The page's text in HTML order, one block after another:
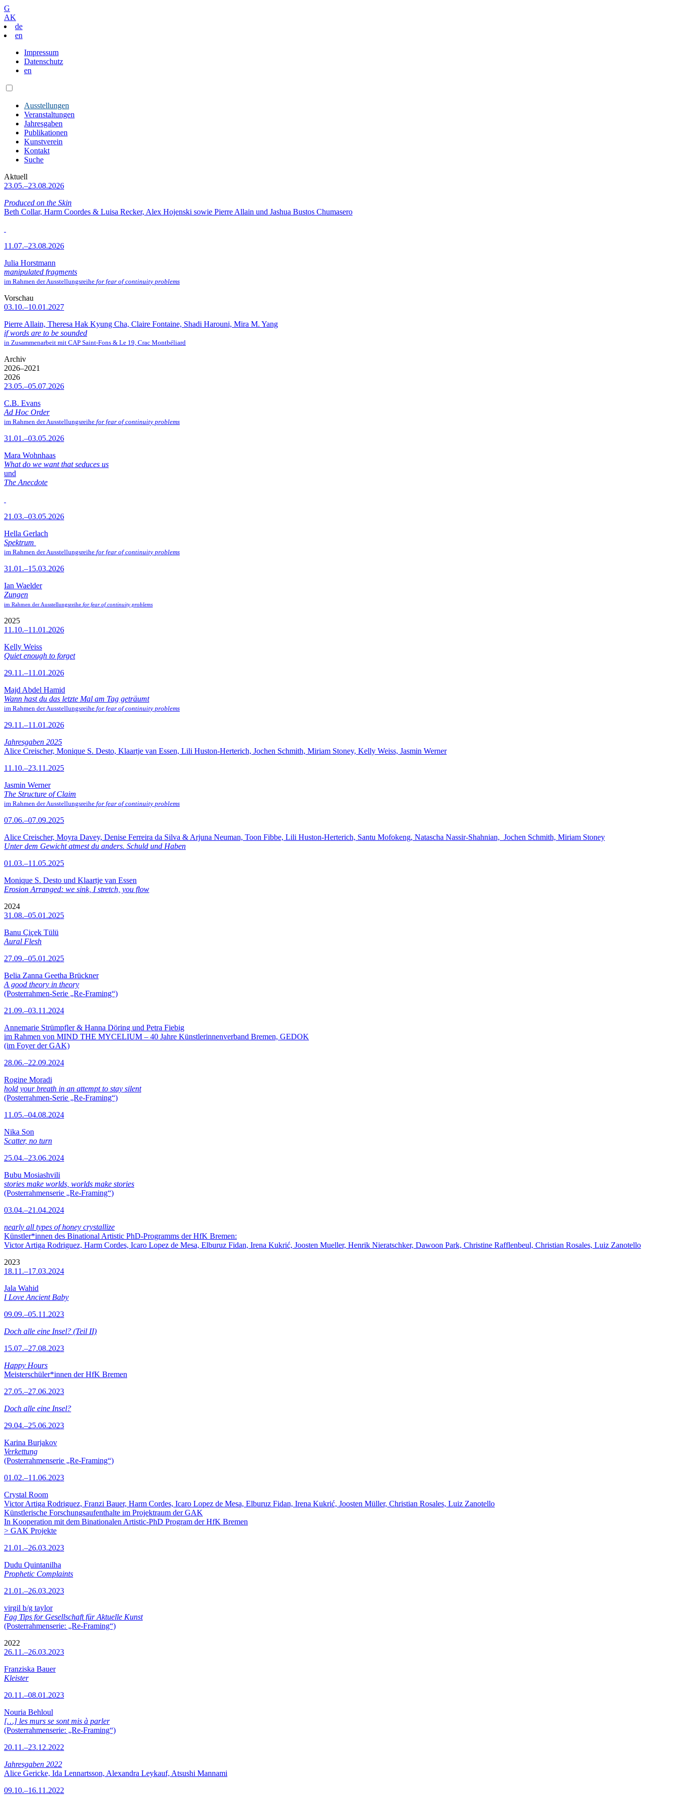
G
AK
de
en
Impressum
Datenschutz
en
Ausstellungen
Veranstaltungen
Jahresgaben
Publikationen
Kunstverein
Kontakt
Suche
Aktuell
23.05.–23.08.2026
Produced on the Skin
Beth Collar, Harm Coordes & Luisa Recker, Alex Hojenski sowie Pierre Allain und Jashua Bustos Chumasero
11.07.–23.08.2026
Julia Horstmann
manipulated fragments
im Rahmen der Ausstellungsreihe for fear of continuity problems
Vorschau
03.10.–10.01.2027
Pierre Allain, Theresa Hak Kyung Cha, Claire Fontaine, Shadi Harouni, Mira M. Yang
if words are to be sounded
in Zusammenarbeit mit CAP Saint-Fons & Le 19, Crac Montbéliard
Archiv
2026–2021
2026
23.05.–05.07.2026
C.B. Evans
Ad Hoc Order
im Rahmen der Ausstellungsreihe for fear of continuity problems
31.01.–03.05.2026
Mara Wohnhaas
What do we want that seduces us
und
The Anecdote
21.03.–03.05.2026
Hella Gerlach
Spektrum
im Rahmen der Ausstellungsreihe for fear of continuity problems
31.01.–15.03.2026
Ian Waelder
Zungen
im Rahmen der Ausstellungsreihe for fear of continuity problems
2025
11.10.–11.01.2026
Kelly Weiss
Quiet enough to forget
29.11.–11.01.2026
Majd Abdel Hamid
Wann hast du das letzte Mal am Tag geträumt
im Rahmen der Ausstellungsreihe for fear of continuity problems
29.11.–11.01.2026
Jahresgaben 2025
Alice Creischer, Monique S. Desto, Klaartje van Essen, Lili Huston-Herterich, Jochen Schmith, Miriam Stoney, Kelly Weiss, Jasmin Werner
11.10.–23.11.2025
Jasmin Werner
The Structure of Claim
im Rahmen der Ausstellungsreihe for fear of continuity problems
07.06.–07.09.2025
Alice Creischer, Moyra Davey, Denise Ferreira da Silva & Arjuna Neuman, Toon Fibbe, Lili Huston-Herterich, Santu Mofokeng, Natascha Nassir-Shahnian, Jochen Schmith, Miriam Stoney
Unter dem Gewicht atmest du anders. Schuld und Haben
01.03.–11.05.2025
Monique S. Desto und Klaartje van Essen
Erosion Arranged: we sink, I stretch, you flow
2024
31.08.–05.01.2025
Banu Çiçek Tülü
Aural Flesh
27.09.–05.01.2025
Belia Zanna Geetha Brückner
A good theory in theory
(Posterrahmen-Serie „Re-Framing“)
21.09.–03.11.2024
Annemarie Strümpfler & Hanna Döring und Petra Fiebig
im Rahmen von MIND THE MYCELIUM – 40 Jahre Künstlerinnenverband Bremen, GEDOK
(im Foyer der GAK)
28.06.–22.09.2024
Rogine Moradi
hold your breath in an attempt to stay silent
(Posterrahmen-Serie „Re-Framing“)
11.05.–04.08.2024
Nika Son
Scatter, no turn
25.04.–23.06.2024
Bubu Mosiashvili
stories make worlds, worlds make stories
(Posterrahmenserie „Re-Framing“)
03.04.–21.04.2024
nearly all types of honey crystallize
Künstler*innen des Binational Artistic PhD-Programms der HfK Bremen:
Victor Artiga Rodriguez, Harm Cordes, Icaro Lopez de Mesa, Elburuz Fidan, Irena Kukrić, Joosten Mueller, Henrik Nieratschker, Dawoon Park, Christine Rafflenbeul, Christian Rosales, Luiz Zanotello
2023
18.11.–17.03.2024
Jala Wahid
I Love Ancient Baby
09.09.–05.11.2023
Doch alle eine Insel? (Teil II)
15.07.–27.08.2023
Happy Hours
Meisterschüler*innen der HfK Bremen
27.05.–27.06.2023
Doch alle eine Insel?
29.04.–25.06.2023
Karina Burjakov
Verkettung
(Posterrahmenserie „Re-Framing“)
01.02.–11.06.2023
Crystal Room
Victor Artiga Rodriguez, Franzi Bauer, Harm Cordes, Icaro Lopez de Mesa, Elburuz Fidan, Irena Kukrić, Joosten Müller, Christian Rosales, Luiz Zanotello
Künstlerische Forschungsaufenthalte im Projektraum der GAK
In Kooperation mit dem Binationalen Artistic-PhD Program der HfK Bremen
> GAK Projekte
21.01.–26.03.2023
Dudu Quintanilha
Prophetic Complaints
21.01.–26.03.2023
virgil b/g taylor
Fag Tips for Gesellschaft für Aktuelle Kunst
(Posterrahmenserie: „Re-Framing“)
2022
26.11.–26.03.2023
Franziska Bauer
Kleister
20.11.–08.01.2023
Nouria Behloul
[…] les murs se sont mis à parler
(Posterrahmenserie: „Re-Framing“)
20.11.–23.12.2022
Jahresgaben 2022
Alice Gericke, Ida Lennartsson, Alexandra Leykauf, Atsushi Mannami
09.10.–16.11.2022